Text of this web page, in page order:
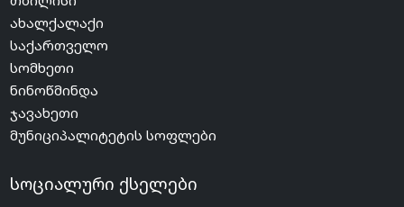
ახალქალაქი
საქართველო
სომხეთი
ნინოწმინდა
ჯავახეთი
მუნიციპალიტეტის სოფლები
სოციალური ქსელები